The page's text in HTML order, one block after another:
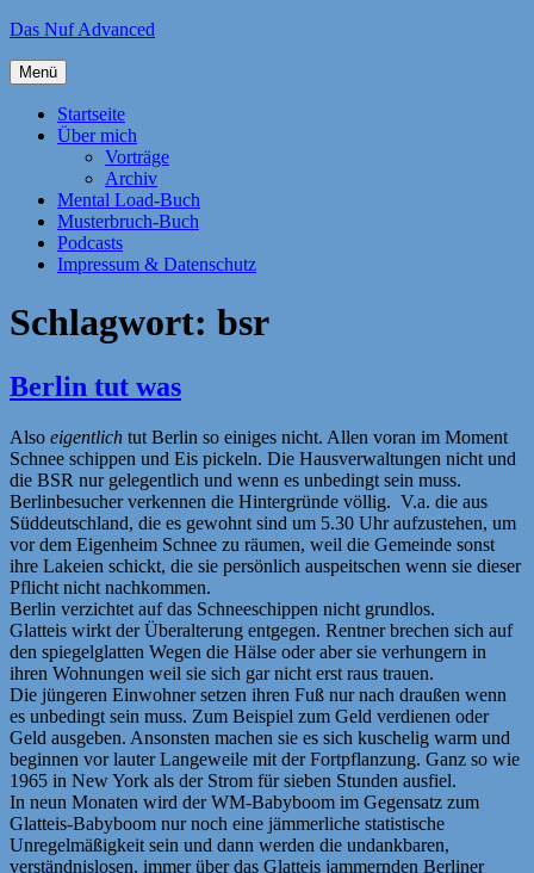
Zum
springen
Das Nuf Advanced
Menü
Startseite
Über mich
Vorträge
Archiv
Mental Load-Buch
Musterbruch-Buch
Podcasts
Impressum & Datenschutz
Schlagwort: bsr
Berlin tut was
Also eigentlich tut Berlin so einiges nicht. Allen voran im Moment
Schnee schippen und Eis pickeln. Die Hausverwaltungen nicht und
die BSR nur gelegentlich und wenn es unbedingt sein muss.
Berlinbesucher verkennen die Hintergründe völlig. V.a. die aus
Süddeutschland, die es gewohnt sind um 5.30 Uhr aufzustehen, um
vor dem Eigenheim Schnee zu räumen, weil die Gemeinde sonst
ihre Lakeien schickt, die sie persönlich auspeitschen wenn sie dieser
Pflicht nicht nachkommen.
Berlin verzichtet auf das Schneeschippen nicht grundlos.
Glatteis wirkt der Überalterung entgegen. Rentner brechen sich auf
den spiegelglatten Wegen die Hälse oder aber sie verhungern in
ihren Wohnungen weil sie sich gar nicht erst raus trauen.
Die jüngeren Einwohner setzen ihren Fuß nur nach draußen wenn
es unbedingt sein muss. Zum Beispiel zum Geld verdienen oder
Geld ausgeben. Ansonsten machen sie es sich kuschelig warm und
beginnen vor lauter Langeweile mit der Fortpflanzung. Ganz so wie
1965 in New York als der Strom für sieben Stunden ausfiel.
In neun Monaten wird der WM-Babyboom im Gegensatz zum
Glatteis-Babyboom nur noch eine jämmerliche statistische
Unregelmäßigkeit sein und dann werden die undankbaren,
verständnislosen, immer über das Glatteis jammernden Berliner